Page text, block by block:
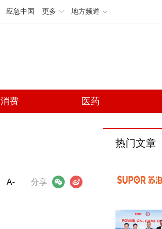
应急中国 更多 地方频道
消费 医药
分享
微信 微博
A-
热门文章